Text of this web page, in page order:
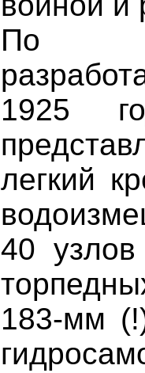
По
1925
легкий
40
183-мм